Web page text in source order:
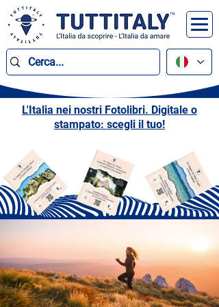
L'Italia nei nostri Fotolibri. Digitale o
stampato: scegli il tuo!